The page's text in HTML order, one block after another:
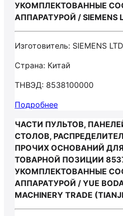
УКОМПЛЕКТОВАННЫЕ
АППАРАТУРОЙ / SIЕMЕNS
Изготовитель: SIЕMЕNS LTD
Страна: Китай
ТНВЭД: 8538100000
Подробнее
ЧАСТИ ПУЛЬТОВ,
СТОЛОВ,
ПРОЧИХ ОСНОВАНИЙ
ТОВАРНОЙ ПОЗИЦИИ
УКОМПЛЕКТОВАННЫЕ
АППАРАТУРОЙ / YUE BODA
MACHINERY TRADE